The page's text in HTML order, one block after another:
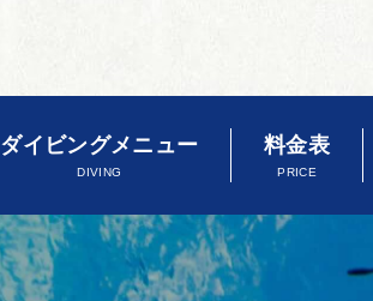
ダイビングメニュー
DIVING
料金表
PRICE